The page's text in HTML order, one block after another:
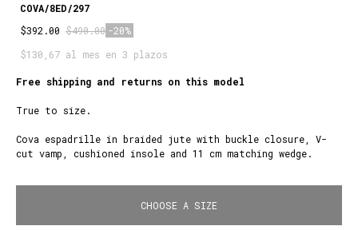
COVA/8ED/297
$392.00 $490.00 -20%
$130,67 al mes en 3 plazos
Free shipping and returns on this model
True to size.
Cova espadrille in braided jute with buckle closure, V-
cut vamp, cushioned insole and 11 cm matching wedge.
CHOOSE A SIZE